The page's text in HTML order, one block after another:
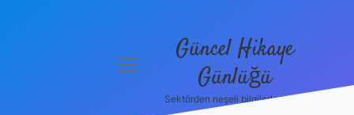
menüyü
Güncel Hikaye
Günlüğü
Sektörden neşeli bilgilerle tanış!